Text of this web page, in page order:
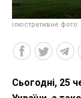
ілюстративне
Сьогодні, 25